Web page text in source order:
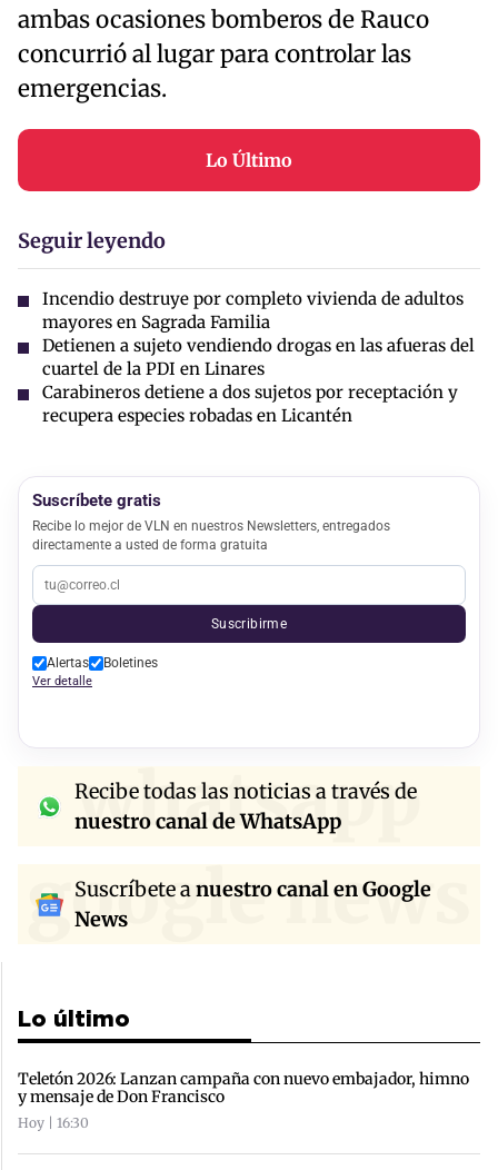
ambas ocasiones bomberos de Rauco
concurrió al lugar para controlar las
emergencias.
Lo Último
Seguir leyendo
Incendio destruye por completo vivienda de adultos
mayores en Sagrada Familia
Detienen a sujeto vendiendo drogas en las afueras del
cuartel de la PDI en Linares
Carabineros detiene a dos sujetos por receptación y
recupera especies robadas en Licantén
Suscríbete gratis
Recibe lo mejor de VLN en nuestros Newsletters, entregados
directamente a usted de forma gratuita
Suscribirme
Alertas Boletines
Ver detalle
whatsapp
Recibe todas las noticias a través de
nuestro canal de WhatsApp
google news
Suscríbete anuestro canal en Google
News
Lo último
Teletón 2026: Lanzan campaña con nuevo embajador, himno
y mensaje de Don Francisco
Hoy | 16:30